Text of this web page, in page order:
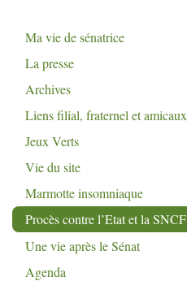
Ma vie de sénatrice
La presse
Archives
Liens filial, fraternel et amicaux
Jeux Verts
Vie du site
Marmotte insomniaque
Procès contre l’Etat et la SNCF
Une vie après le Sénat
Agenda